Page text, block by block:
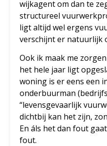
wijkagent om dan te
structureel
ligt altijd wel ergens
verschijnt er natuurlijk
Ook ik maak me
het hele jaar ligt
woning is er eens een
onderbuurman
“levensgevaarlijk
dichtbij kan het zijn,
En áls het dan fout
fout.